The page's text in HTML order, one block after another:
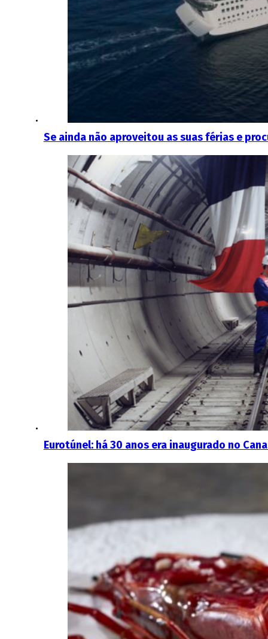
Se ainda não aproveitou as suas férias e
Eurotúnel: há 30 anos era inaugurado no